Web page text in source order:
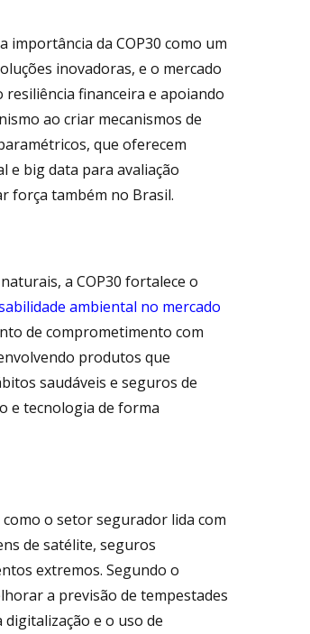
importância da COP30 como um
inovadoras, e o mercado
financeira e apoiando
ao criar mecanismos de
que oferecem
e big data para avaliação
força também no Brasil.
a COP30 fortalece o
ambiental no mercado
de comprometimento com
produtos que
saudáveis e seguros de
e tecnologia de forma
o setor segurador lida com
de satélite, seguros
extremos. Segundo o
a previsão de tempestades
e o uso de